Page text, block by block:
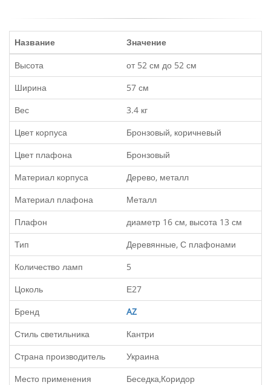
Название
Значение
Высота
от 52 см до 52 см
Ширина
57 см
Вес
3.4 кг
Цвет корпуса
Бронзовый, коричневый
Цвет плафона
Бронзовый
Материал корпуса
Дерево, металл
Материал плафона
Металл
Плафон
диаметр 16 см, высота 13 см
Тип
Деревянные, С плафонами
Количество ламп
5
Цоколь
Е27
Бренд
AZ
Стиль светильника
Кантри
Страна производитель
Украина
Место применения
Беседка,Коридор